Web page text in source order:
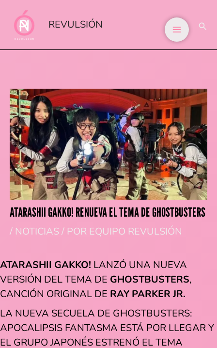
CONTENIDO
REVULSIÓN
ATARASHII GAKKO! RENUEVA EL TEMA DE GHOSTBUSTERS
/ NOTICIAS/ POR EQUIPO REVULSIÓN
ATARASHII GAKKO! LANZÓ UNA NUEVA
VERSIÓN DEL TEMA DE GHOSTBUSTERS,
CANCIÓN ORIGINAL DE RAY PARKER JR.
LA NUEVA SECUELA DE GHOSTBUSTERS:
APOCALIPSIS FANTASMA ESTÁ POR LLEGAR Y
EL GRUPO JAPONÉS ESTRENÓ EL TEMA